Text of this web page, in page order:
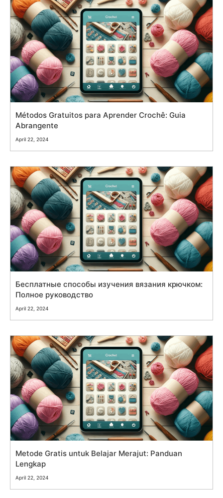
Métodos Gratuitos para Aprender Crochê: Guia
Abrangente
April 22, 2024
Бесплатные способы изучения вязания крючком:
Полное руководство
April 22, 2024
Metode Gratis untuk Belajar Merajut: Panduan
Lengkap
April 22, 2024